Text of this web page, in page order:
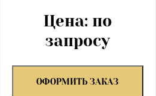
Цена: по
запросу
ОФОРМИТЬ ЗАКАЗ